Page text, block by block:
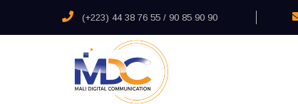
(+223) 44 38 76 55 / 90 85 90 90